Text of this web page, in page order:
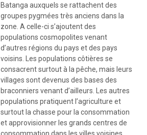
Batanga auxquels se rattachent des
groupes pygmées très anciens dans la
zone. A celle-ci s’ajoutent des
populations cosmopolites venant
d’autres régions du pays et des pays
voisins. Les populations côtières se
consacrent surtout à la pêche, mais leurs
villages sont devenus des bases des
braconniers venant d’ailleurs. Les autres
populations pratiquent l’agriculture et
surtout la chasse pour la consommation
et approvisionner les grands centres de